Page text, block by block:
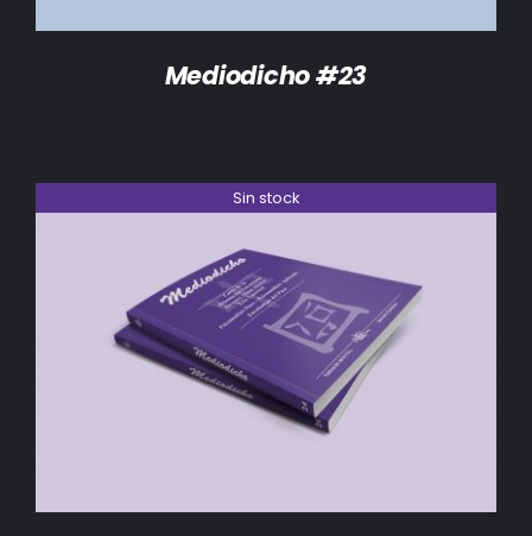
Mediodicho #23
Sin stock
DETALLES